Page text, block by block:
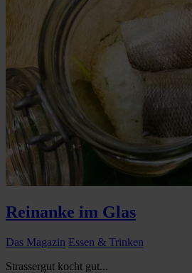
Reinanke im Glas
Das Magazin Essen & Trinken
Strassergut kocht gut...